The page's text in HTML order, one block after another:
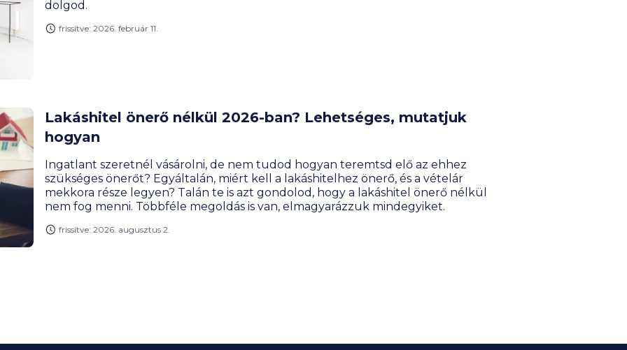
dolgod.
frissítve: 2026. február 11.
Lakáshitel önerő nélkül 2026-ban? Lehetséges, mutatjuk
hogyan
Ingatlant szeretnél vásárolni, de nem tudod hogyan teremtsd elő az ehhez
szükséges önerőt? Egyáltalán, miért kell a lakáshitelhez önerő, és a vételár
mekkora része legyen? Talán te is azt gondolod, hogy a lakáshitel önerő nélkül
nem fog menni. Többféle megoldás is van, elmagyarázzuk mindegyiket.
frissítve: 2026. augusztus 2.